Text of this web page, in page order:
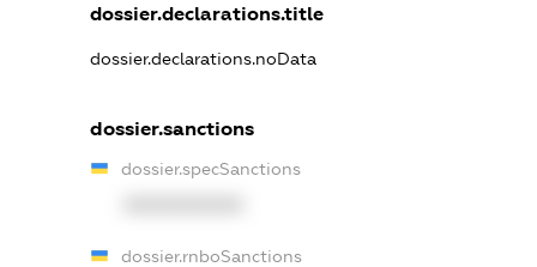
dossier.declarations.title
dossier.declarations.noData
dossier.sanctions
dossier.specSanctions
dossier.rnboSanctions